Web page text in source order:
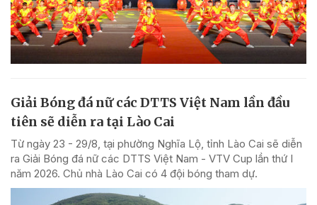
Giải Bóng đá nữ các DTTS Việt Nam lần đầu
tiên sẽ diễn ra tại Lào Cai
Từ ngày 23 - 29/8, tại phường Nghĩa Lộ, tỉnh Lào Cai sẽ diễn
ra Giải Bóng đá nữ các DTTS Việt Nam - VTV Cup lần thứ I
năm 2026. Chủ nhà Lào Cai có 4 đội bóng tham dự.